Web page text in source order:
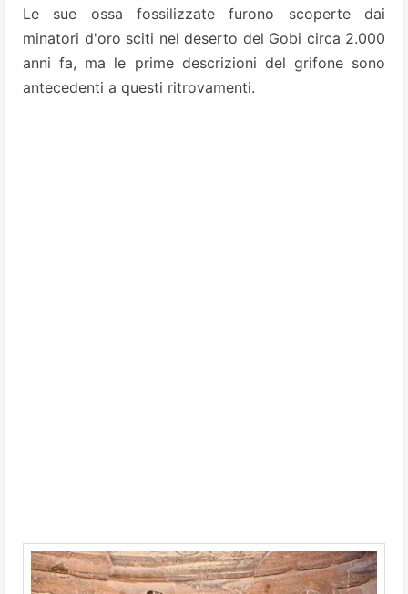
Le sue ossa fossilizzate furono scoperte dai
minatori d'oro sciti nel deserto del Gobi circa 2.000
anni fa, ma le prime descrizioni del grifone sono
antecedenti a questi ritrovamenti.